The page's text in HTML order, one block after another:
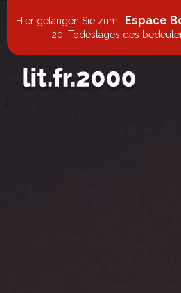
Hier gelangen Sie zum Espace
20. Todestages des